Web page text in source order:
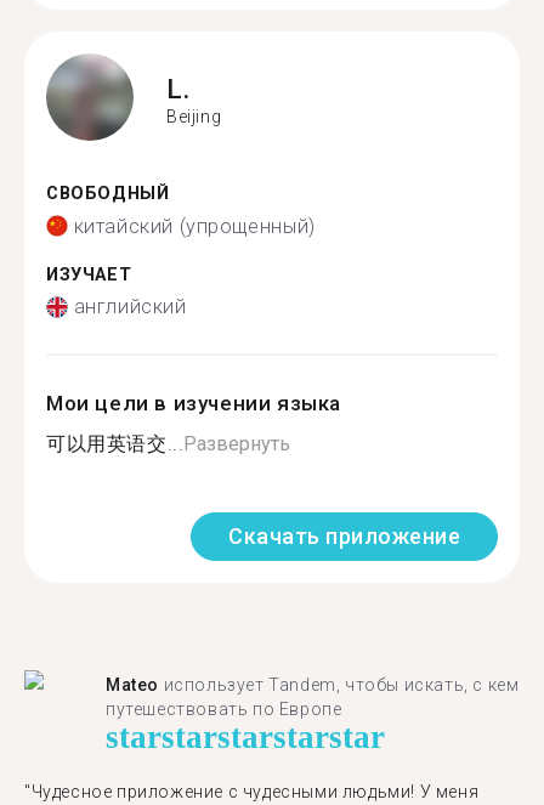
L.
Beijing
СВОБОДНЫЙ
китайский (упрощенный)
ИЗУЧАЕТ
английский
Мои цели в изучении языка
可以用英语交...Развернуть
Скачать приложение
Mateo использует Tandem, чтобы искать, с кем
путешествовать по Европе
starstarstarstarstar
"Чудесное приложение с чудесными людьми! У меня